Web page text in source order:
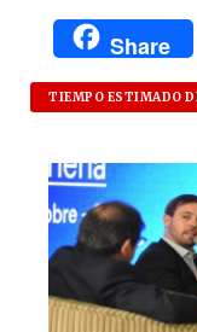
Share
TIEMPO ESTIMADO